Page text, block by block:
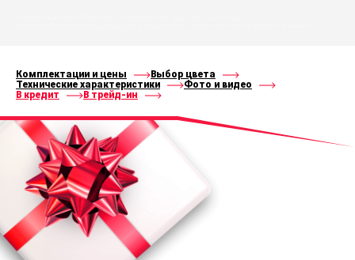
Комплектации и цены
Выбор цвета
Технические характеристики
Фото и видео
В кредит
В трейд-ин